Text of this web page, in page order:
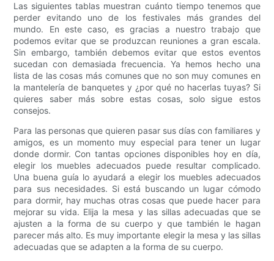
Las siguientes tablas muestran cuánto tiempo tenemos que
perder evitando uno de los festivales más grandes del
mundo. En este caso, es gracias a nuestro trabajo que
podemos evitar que se produzcan reuniones a gran escala.
Sin embargo, también debemos evitar que estos eventos
sucedan con demasiada frecuencia. Ya hemos hecho una
lista de las cosas más comunes que no son muy comunes en
la mantelería de banquetes y ¿por qué no hacerlas tuyas? Si
quieres saber más sobre estas cosas, solo sigue estos
consejos.
Para las personas que quieren pasar sus días con familiares y
amigos, es un momento muy especial para tener un lugar
donde dormir. Con tantas opciones disponibles hoy en día,
elegir los muebles adecuados puede resultar complicado.
Una buena guía lo ayudará a elegir los muebles adecuados
para sus necesidades. Si está buscando un lugar cómodo
para dormir, hay muchas otras cosas que puede hacer para
mejorar su vida. Elija la mesa y las sillas adecuadas que se
ajusten a la forma de su cuerpo y que también le hagan
parecer más alto. Es muy importante elegir la mesa y las sillas
adecuadas que se adapten a la forma de su cuerpo.